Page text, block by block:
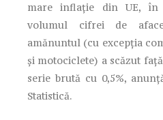
mare inflație din UE, în
volumul cifrei de
amănuntul (cu excepţia
şi motociclete) a scăzut
serie brută cu 0,5%,
Statistică.